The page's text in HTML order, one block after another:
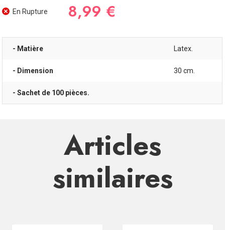
En Rupture 8,99 €
- Matière Latex.
- Dimension 30 cm.
- Sachet de 100 pièces.
Articles
similaires